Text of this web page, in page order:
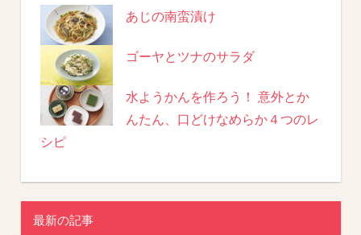
あじの南蛮漬け
ゴーヤとツナのサラダ
水ようかんを作ろう！ 意外とか
んたん、口どけなめらか４つのレ
シピ
最新の記事